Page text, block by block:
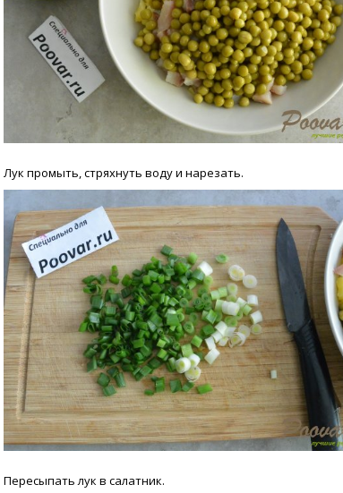
Лук промыть, стряхнуть воду и нарезать.
Пересыпать лук в салатник.